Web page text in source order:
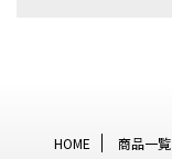
HOME 商品一覧